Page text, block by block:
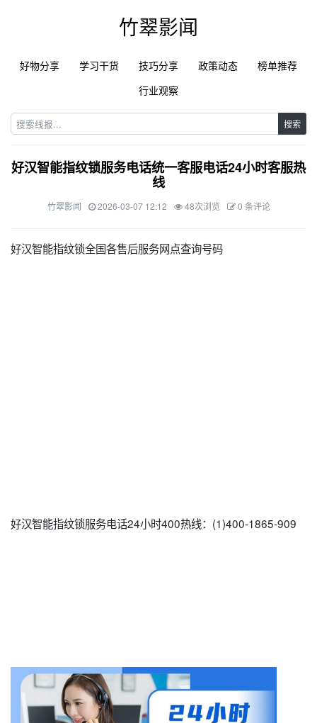
竹翠影闻
好物分享 学习干货 技巧分享 政策动态
榜单推荐
行业观察
搜索
好汉智能指纹锁服务电话统一客服电话24小时客服热
线
竹翠影闻 2026-03-07 12:12 48次浏览 0 条评论
好汉智能指纹锁全国各售后服务网点查询号码
好汉智能指纹锁服务电话24小时400热线：(1)400-1865-909